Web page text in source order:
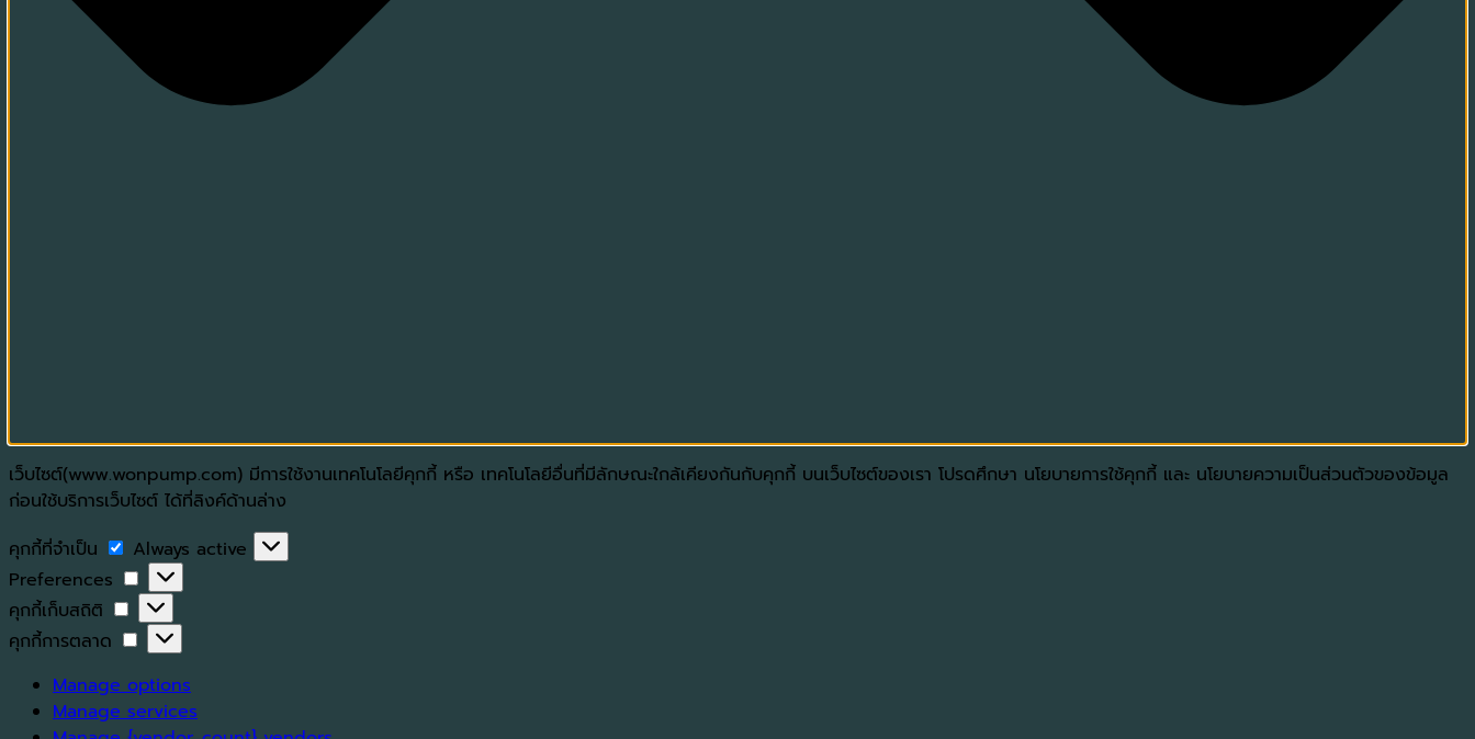
เว็บไซต์(www.wonpump.com) มีการใช้งานเทคโนโลยีคุกกี้ หรือ เทคโนโลยีอื่นที่มีลักษณะใกล้เคียงกันกับคุกกี้ บนเว็บไซต์ของเรา โปรดศึกษา นโยบายการใช้คุกกี้ และ นโยบายความเป็นส่วนตัวของข้อมูล
ก่อนใช้บริการเว็บไซต์ ได้ที่ลิงค์ด้านล่าง
คุกกี้ที่จำเป็น
คุกกี้
ที่
จำเป็น
Always active
Preferences
Preferences
คุกกี้เก็บสถิติ
คุกกี้
เก็บ
สถิติ
คุกกี้การตลาด
คุกกี้
การ
ตลาด
Manage options
Manage services